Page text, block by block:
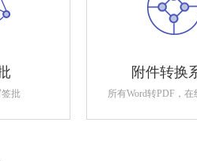
批
附件转换
所有Word转PDF，